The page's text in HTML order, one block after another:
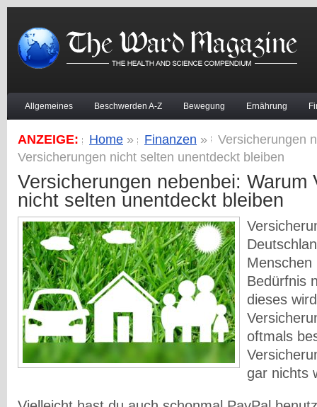
Allgemeines Beschwerden A-Z Bewegung Ernährung
ANZEIGE: Home » Finanzen »
Versicherungen
Versicherungen nicht selten unentdeckt bleiben
Versicherungen nebenbei: Warum
nicht selten unentdeckt bleiben
Menschen
Bedürfnis
dieses
oftmals
gar nichts